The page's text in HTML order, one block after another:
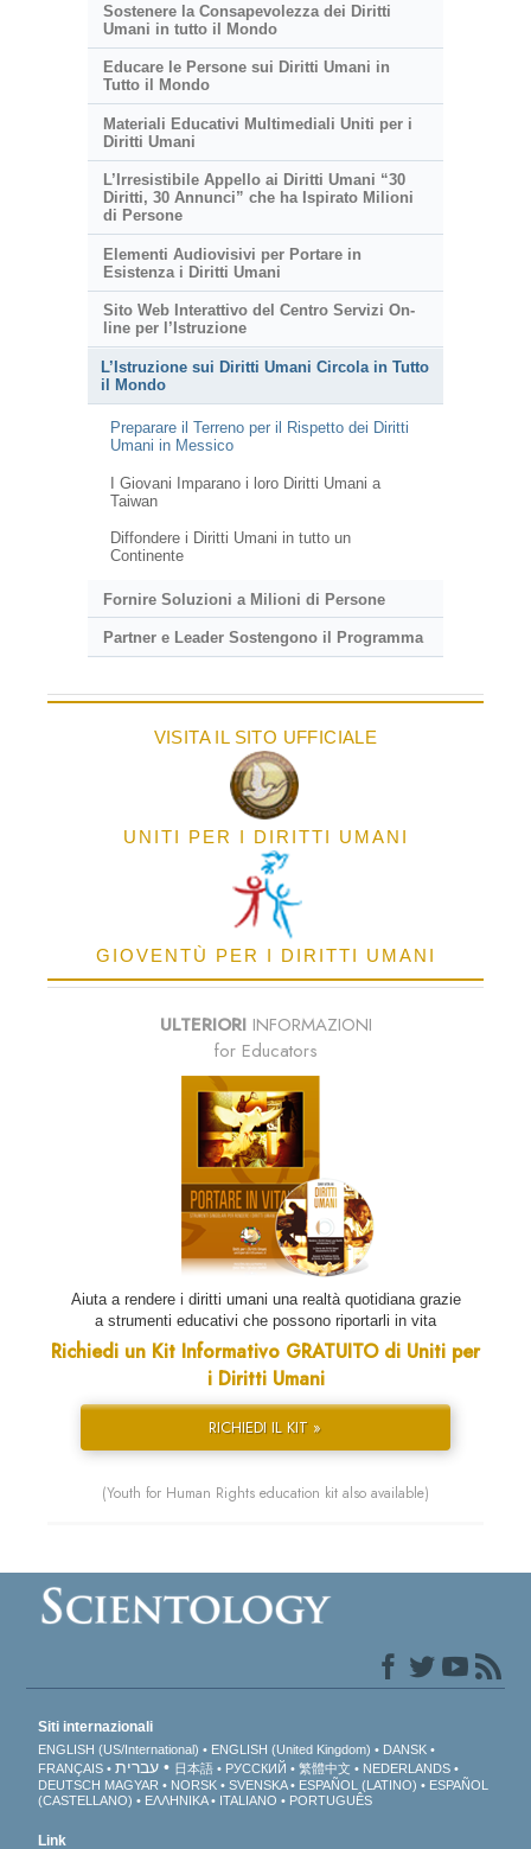
Sostenere la Consapevolezza dei Diritti
Umani in tutto il Mondo
Educare le Persone sui Diritti Umani in
Tutto il Mondo
Materiali Educativi Multimediali Uniti per i
Diritti Umani
L’Irresistibile Appello ai Diritti Umani “30
Diritti, 30 Annunci” che ha Ispirato Milioni
di Persone
Elementi Audiovisivi per Portare in
Esistenza i Diritti Umani
Sito Web Interattivo del Centro Servizi On-
line per l’Istruzione
L’Istruzione sui Diritti Umani Circola in Tutto
il Mondo
Preparare il Terreno per il Rispetto dei Diritti
Umani in Messico
I Giovani Imparano i loro Diritti Umani a
Taiwan
Diffondere i Diritti Umani in tutto un
Continente
Fornire Soluzioni a Milioni di Persone
Partner e Leader Sostengono il Programma
VISITA IL SITO UFFICIALE
UNITI PER I DIRITTI UMANI
GIOVENTÙ PER I DIRITTI UMANI
ULTERIORIINFORMAZIONI
for Educators
Aiuta a rendere i diritti umani una realtà quotidiana grazie
a strumenti educativi che possono riportarli in vita
Richiedi un Kit Informativo GRATUITO di Uniti per
i Diritti Umani
RICHIEDI IL KIT »
(Youth for Human Rights education kit also available)
Siti internazionali
ENGLISH (US/International) ENGLISH (United Kingdom)
DANSK
FRANÇAIS
עברית 日本語 РУССКИЙ 繁體中文
NEDERLANDS
DEUTSCH MAGYAR NORSK SVENSKA ESPAÑOL (LATINO)
ESPAÑOL
(CASTELLANO)
ΕΛΛΗΝΙΚA ITALIANO PORTUGUÊS
Link